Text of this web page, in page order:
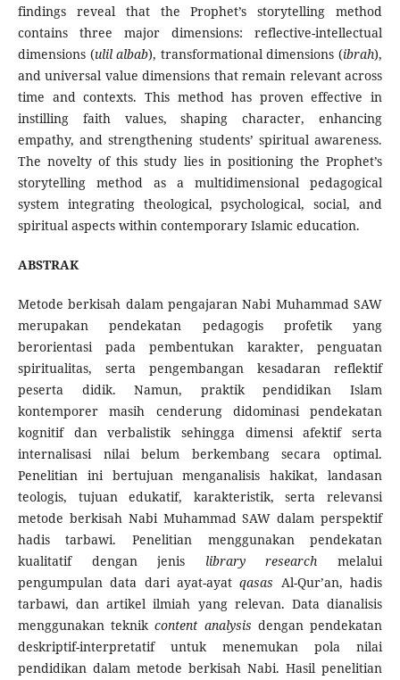
findings reveal that the Prophet’s storytelling method
contains three major dimensions: reflective-intellectual
dimensions (ulil albab), transformational dimensions (ibrah),
and universal value dimensions that remain relevant across
time and contexts. This method has proven effective in
instilling faith values, shaping character, enhancing
empathy, and strengthening students’ spiritual awareness.
The novelty of this study lies in positioning the Prophet’s
storytelling method as a multidimensional pedagogical
system integrating theological, psychological, social, and
spiritual aspects within contemporary Islamic education.
ABSTRAK
Metode berkisah dalam pengajaran Nabi Muhammad SAW
merupakan pendekatan pedagogis profetik yang
berorientasi pada pembentukan karakter, penguatan
spiritualitas, serta pengembangan kesadaran reflektif
peserta didik. Namun, praktik pendidikan Islam
kontemporer masih cenderung didominasi pendekatan
kognitif dan verbalistik sehingga dimensi afektif serta
internalisasi nilai belum berkembang secara optimal.
Penelitian ini bertujuan menganalisis hakikat, landasan
teologis, tujuan edukatif, karakteristik, serta relevansi
metode berkisah Nabi Muhammad SAW dalam perspektif
hadis tarbawi. Penelitian menggunakan pendekatan
kualitatif dengan jenis library research melalui
pengumpulan data dari ayat-ayatqasas Al-Qur’an, hadis
tarbawi, dan artikel ilmiah yang relevan. Data dianalisis
menggunakan teknikcontent analysis dengan pendekatan
deskriptif-interpretatif untuk menemukan pola nilai
pendidikan dalam metode berkisah Nabi. Hasil penelitian